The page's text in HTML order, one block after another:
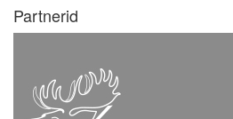
Partnerid